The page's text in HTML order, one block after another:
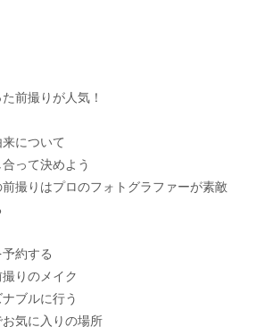
前撮りが人気！
について
って決めよう
撮りはプロのフォトグラファーが素敵
約する
りのメイク
ブルに行う
気に入りの場所